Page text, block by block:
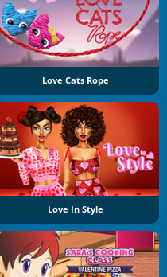
Love Cats Rope
Love In Style